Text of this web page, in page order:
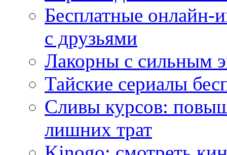
Бесплатные
с друзьями
Лакорны с сильным
Тайские сериалы
Сливы курсов:
лишних трат